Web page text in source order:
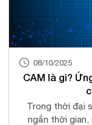
08/10/2025
CAM là gì?
Trong thời đại
ngắn thời gian,